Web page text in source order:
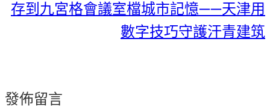
存到九宮格會議室檔城市記憶——天津用
數字技巧守護汗青建筑
發佈留言